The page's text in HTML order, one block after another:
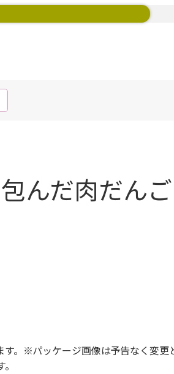
んだ肉だん
。※パッケージ画像は予告なく変